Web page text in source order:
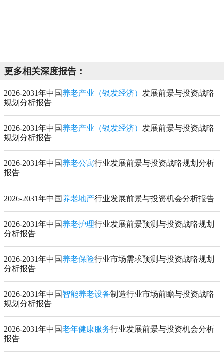
更多相关深度报告：
2026-2031年中国 养老产业（银发经济） 发展前景与投资战略
规划分析报告
2026-2031年中国 养老产业（银发经济） 发展前景与投资战略
规划分析报告
2026-2031年中国 养老公寓行业发展前景与投资战略规划分析
报告
2026-2031年中国 养老地产行业发展前景与投资机会分析报告
2026-2031年中国 养老护理行业发展前景预测与投资战略规划
分析报告
2026-2031年中国 养老保险行业市场需求预测与投资战略规划
分析报告
2026-2031年中国 智能养老设备制造行业市场前瞻与投资战略
规划分析报告
2026-2031年中国老年健康服务行业发展前景与投资机会分析
报告